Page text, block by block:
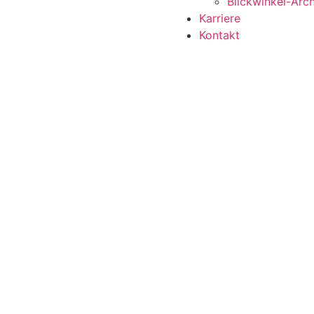
Karriere
Kontakt